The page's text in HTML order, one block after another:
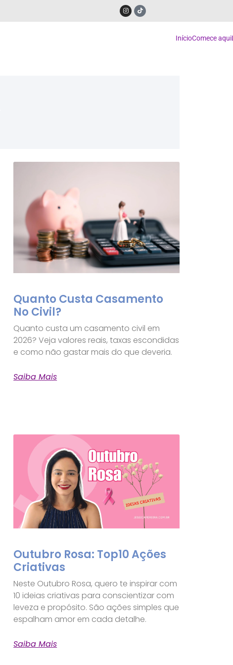
InícioComece aqui
Quanto Custa Casamento
No Civil?
Quanto custa um casamento civil em
2026? Veja valores reais, taxas escondidas
e como não gastar mais do que deveria.
Saiba Mais
Outubro Rosa: Top10 Ações
Criativas
Neste Outubro Rosa, quero te inspirar com
10 ideias criativas para conscientizar com
leveza e propósito. São ações simples que
espalham amor em cada detalhe.
Saiba Mais